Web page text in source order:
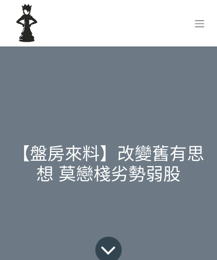
【盤房來料】改變舊有思
想 莫戀棧劣勢弱股